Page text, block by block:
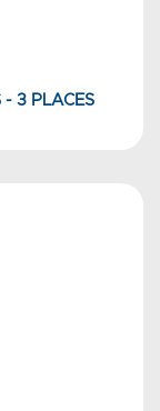
3 PLACES